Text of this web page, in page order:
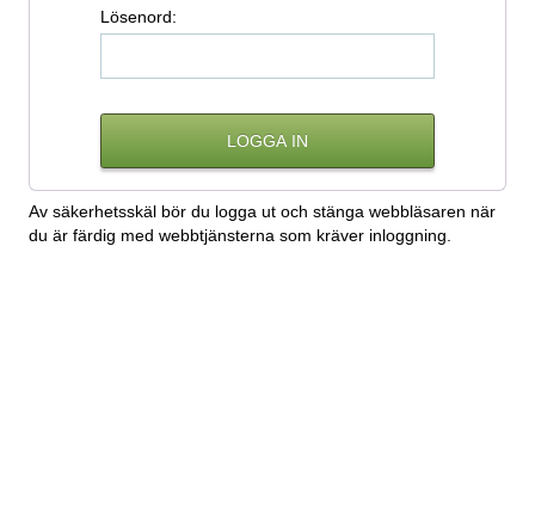
Lösenord:
Av säkerhetsskäl bör du logga ut och stänga webbläsaren när
du är färdig med webbtjänsterna som kräver inloggning.